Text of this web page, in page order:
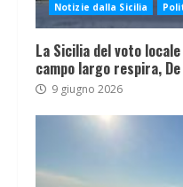
Notizie dalla Sicilia
La Sicilia del voto
campo largo respira,
9 giugno 2026